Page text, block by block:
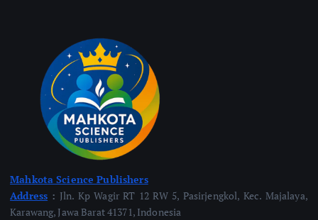
Mahkota Science Publishers
Address : Jln. Kp Wagir RT 12 RW 5, Pasirjengkol, Kec. Majalaya,
Karawang, Jawa Barat 41371, Indonesia